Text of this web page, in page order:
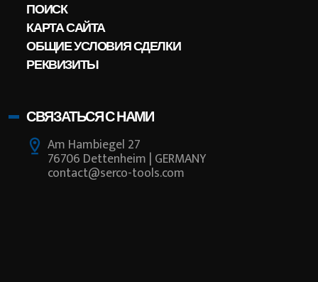
ПОИСК
КАРТА САЙТА
ОБЩИЕ УСЛОВИЯ СДЕЛКИ
РЕКВИЗИТЫ
СВЯЗАТЬСЯ С НАМИ
Am Hambiegel 27
76706 Dettenheim | GERMANY
contact@serco-tools.com